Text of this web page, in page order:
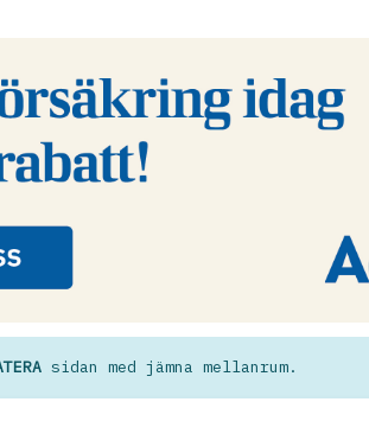
sidan med jämna mellanrum.